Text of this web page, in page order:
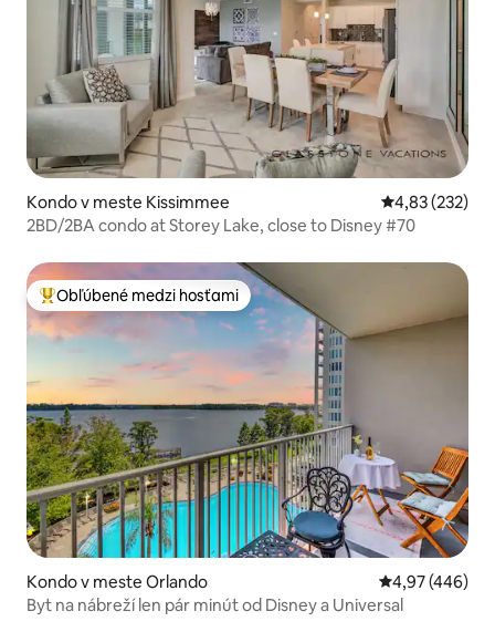
Kondo v meste Kissimmee Priemerné
4,83 (232)
2BD/2BA condo at Storey Lake, close to Disney #70
Najobľúbenejšie medzi hosťami
Obľúbené medzi hosťami
Kondo v meste Orlando Priemerné
4,97 (446)
Byt na nábreží len pár minút od Disney a Universal